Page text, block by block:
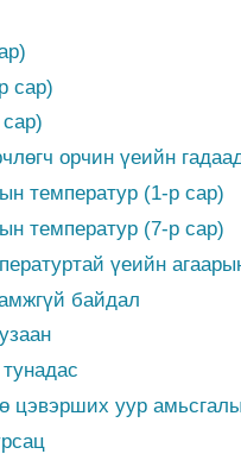
сар)
орчин үеийн
температур (1-р сар)
температур (7-р сар)
үеийн
байдал
цэвэрших уур